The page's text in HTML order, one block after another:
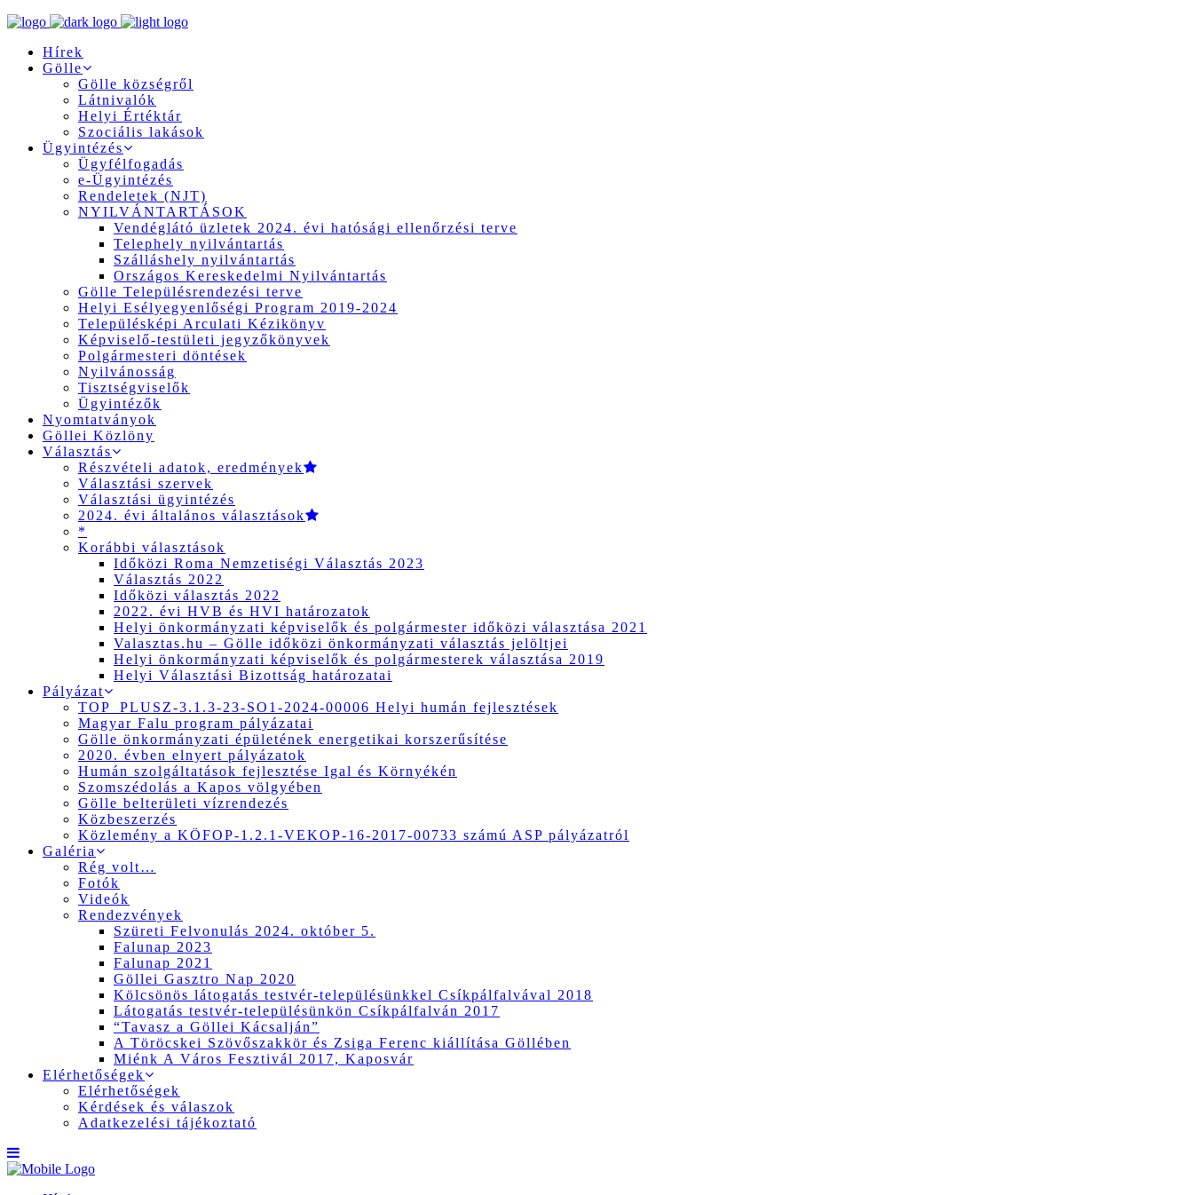
Hírek
Gölle
Gölle községről
Látnivalók
Helyi Értéktár
Szociális lakások
Ügyintézés
Ügyfélfogadás
e-Ügyintézés
Rendeletek (NJT)
NYILVÁNTARTÁSOK
Vendéglátó üzletek 2024. évi hatósági ellenőrzési terve
Telephely nyilvántartás
Szálláshely nyilvántartás
Országos Kereskedelmi Nyilvántartás
Gölle Településrendezési terve
Helyi Esélyegyenlőségi Program 2019-2024
Településképi Arculati Kézikönyv
Képviselő-testületi jegyzőkönyvek
Polgármesteri döntések
Nyilvánosság
Tisztségviselők
Ügyintézők
Nyomtatványok
Göllei Közlöny
Választás
Részvételi adatok, eredmények
Választási szervek
Választási ügyintézés
2024. évi általános választások
*
Korábbi választások
Időközi Roma Nemzetiségi Választás 2023
Választás 2022
Időközi választás 2022
2022. évi HVB és HVI határozatok
Helyi önkormányzati képviselők és polgármester időközi választása 2021
Valasztas.hu – Gölle időközi önkormányzati választás jelöltjei
Helyi önkormányzati képviselők és polgármesterek választása 2019
Helyi Választási Bizottság határozatai
Pályázat
TOP_PLUSZ-3.1.3-23-SO1-2024-00006 Helyi humán fejlesztések
Magyar Falu program pályázatai
Gölle önkormányzati épületének energetikai korszerűsítése
2020. évben elnyert pályázatok
Humán szolgáltatások fejlesztése Igal és Környékén
Szomszédolás a Kapos völgyében
Gölle belterületi vízrendezés
Közbeszerzés
Közlemény a KÖFOP-1.2.1-VEKOP-16-2017-00733 számú ASP pályázatról
Galéria
Rég volt…
Fotók
Videók
Rendezvények
Szüreti Felvonulás 2024. október 5.
Falunap 2023
Falunap 2021
Göllei Gasztro Nap 2020
Kölcsönös látogatás testvér-településünkkel Csíkpálfalvával 2018
Látogatás testvér-településünkön Csíkpálfalván 2017
“Tavasz a Göllei Kácsalján”
A Töröcskei Szövőszakkör és Zsiga Ferenc kiállítása Göllében
Miénk A Város Fesztivál 2017, Kaposvár
Elérhetőségek
Elérhetőségek
Kérdések és válaszok
Adatkezelési tájékoztató